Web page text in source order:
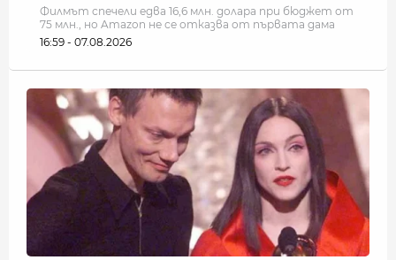
Филмът спечели едва 16,6 млн. долара при бюджет от
75 млн., но Amazon не се отказва от първата дама
16:59 - 07.08.2026